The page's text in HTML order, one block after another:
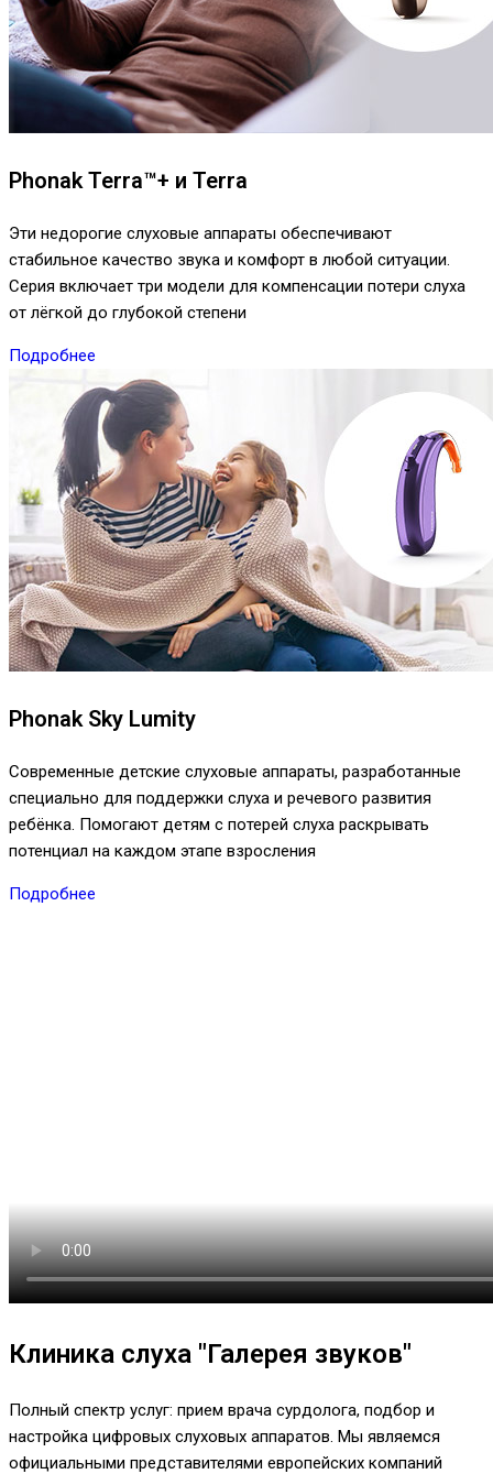
Phonak Terra™+ и Terra
Эти недорогие слуховые аппараты обеспечивают
стабильное качество звука и комфорт в любой ситуации.
Серия включает три модели для компенсации потери слуха
от лёгкой до глубокой степени
Подробнее
Phonak Sky Lumity
Современные детские слуховые аппараты, разработанные
специально для поддержки слуха и речевого развития
ребёнка. Помогают детям с потерей слуха раскрывать
потенциал на каждом этапе взросления
Подробнее
Клиника слуха "Галерея звуков"
Полный спектр услуг: прием врача сурдолога, подбор и
настройка цифровых слуховых аппаратов. Мы являемся
официальными представителями европейских компаний